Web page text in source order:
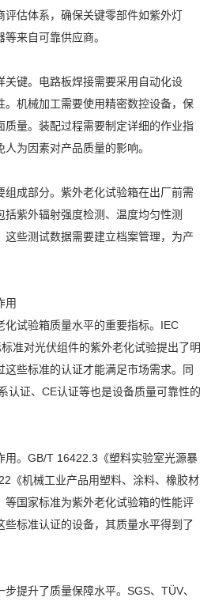
评估体系，确保关键零部件如紫外灯
来自可靠供应商。
关键。电路板焊接需要采用自动化设
。机械加工需要使用精密数控设备，保
质量。装配过程需要制定详细的作业指
为因素对产品质量的影响。
组成部分。紫外老化试验箱在出厂前需
紫外辐射强度检测、温度均匀性测
这些测试数据需要建立档案管理，为产
用
化试验箱质量水平的重要指标。IEC
准对光伏组件的紫外老化试验提出了明
些标准的认证才能满足市场需求。同
认证、CE认证等也是设备质量可靠性的
用。GB/T 16422.3《塑料实验室光源暴
《机械工业产品用塑料、涂料、橡胶材
等国家标准为紫外老化试验箱的性能评
些标准认证的设备，其质量水平得到了
提升了质量保障水平。SGS、TÜV、